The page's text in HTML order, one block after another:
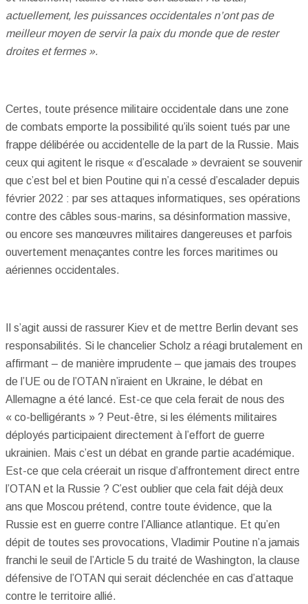
actuellement, les puissances occidentales n’ont pas de
meilleur moyen de servir la paix du monde que de rester
droites et fermes ».
Certes, toute présence militaire occidentale dans une zone
de combats emporte la possibilité qu’ils soient tués par une
frappe délibérée ou accidentelle de la part de la Russie. Mais
ceux qui agitent le risque « d’escalade » devraient se souvenir
que c’est bel et bien Poutine qui n’a cessé d’escalader depuis
février 2022 : par ses attaques informatiques, ses opérations
contre des câbles sous-marins, sa désinformation massive,
ou encore ses manœuvres militaires dangereuses et parfois
ouvertement menaçantes contre les forces maritimes ou
aériennes occidentales.
Il s’agit aussi de rassurer Kiev et de mettre Berlin devant ses
responsabilités. Si le chancelier Scholz a réagi brutalement en
affirmant – de manière imprudente – que jamais des troupes
de l’UE ou de l’OTAN n’iraient en Ukraine, le débat en
Allemagne a été lancé. Est-ce que cela ferait de nous des
« co-belligérants » ? Peut-être, si les éléments militaires
déployés participaient directement à l’effort de guerre
ukrainien. Mais c’est un débat en grande partie académique.
Est-ce que cela créerait un risque d’affrontement direct entre
l’OTAN et la Russie ? C’est oublier que cela fait déjà deux
ans que Moscou prétend, contre toute évidence, que la
Russie est en guerre contre l’Alliance atlantique. Et qu’en
dépit de toutes ses provocations, Vladimir Poutine n’a jamais
franchi le seuil de l’Article 5 du traité de Washington, la clause
défensive de l’OTAN qui serait déclenchée en cas d’attaque
contre le territoire allié.